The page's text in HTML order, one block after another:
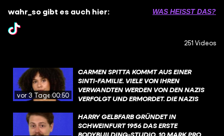
wahr_so gibt es auch hier:
WAS HEISST DAS?
251 Videos
vor 3 Tagen00:50
CARMEN SPITTA KOMMT AUS EINER
SINTI-FAMILIE. VIELE VON IHREN
VERWANDTEN WERDEN VON DEN NAZIS
VERFOLGT UND ERMORDET. DIE NAZIS
ROMA. DER HINTERGRUND DER
VERFOLGUNG IST SO: ES GAB DEN
NATIONALSOZIALISTISCHEN WAHN
HARRY GELBFARB GRÜNDET IN
SCHWEINFURT 1956 DAS ERSTE
BODYBUILDING-STUDIO. 10 MARK PRO